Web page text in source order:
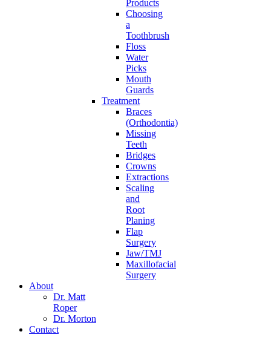
Products
Choosing
a
Toothbrush
Floss
Water
Picks
Mouth
Guards
Treatment
Braces
(Orthodontia)
Missing
Teeth
Bridges
Crowns
Extractions
Scaling
and
Root
Planing
Flap
Surgery
Jaw/TMJ
Maxillofacial
Surgery
About
Dr. Matt
Roper
Dr. Morton
Contact